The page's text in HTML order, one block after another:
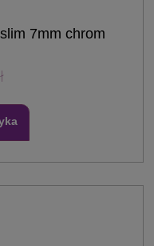
7mm chrom